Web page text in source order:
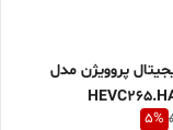
پروویژن مدل
5%